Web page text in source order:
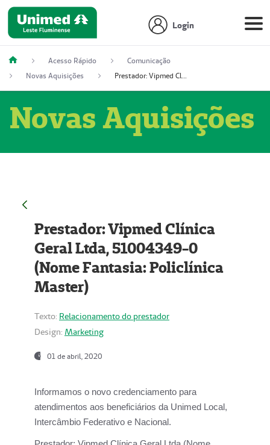
Login
Acesso Rápido
Comunicação
Novas Aquisições
Prestador: Vipmed Clínica Geral Ltda, 51004349-0 (Nome Fantasia: Policlínica Master)
Novas Aquisições
Prestador: Vipmed Clínica
Geral Ltda, 51004349-0
(Nome Fantasia: Policlínica
Master)
Texto: Relacionamento do prestador
Design: Marketing
01 de abril, 2020
Informamos o novo credenciamento para
atendimentos aos beneficiários da Unimed Local,
Intercâmbio Federativo e Nacional.